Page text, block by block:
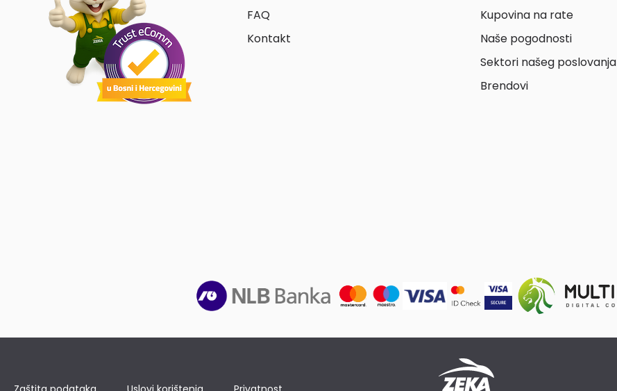
FAQ
Kontakt
Kupovina na rate
Naše pogodnosti
Sektori našeg poslovanja
Brendovi